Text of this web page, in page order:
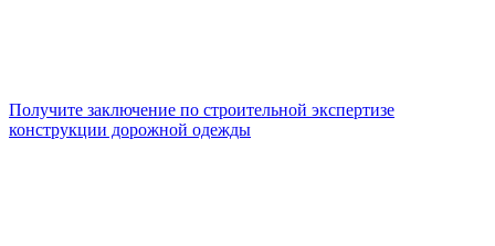
Получите заключение по строительной экспертизе
конструкции дорожной одежды